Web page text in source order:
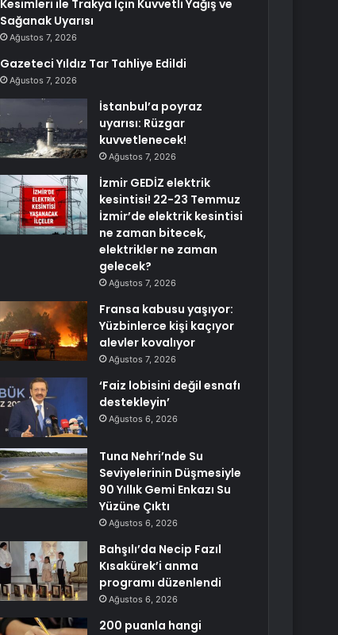
Kesimleri ile Trakya İçin Kuvvetli Yağış ve
Sağanak Uyarısı
Ağustos 7, 2026
Gazeteci Yıldız Tar Tahliye Edildi
Ağustos 7, 2026
İstanbul’a poyraz
uyarısı: Rüzgar
kuvvetlenecek!
Ağustos 7, 2026
İzmir GEDİZ elektrik
kesintisi! 22-23 Temmuz
İzmir’de elektrik kesintisi
ne zaman bitecek,
elektrikler ne zaman
gelecek?
Ağustos 7, 2026
Fransa kabusu yaşıyor:
Yüzbinlerce kişi kaçıyor
alevler kovalıyor
Ağustos 7, 2026
‘Faiz lobisini değil esnafı
destekleyin’
Ağustos 6, 2026
Tuna Nehri’nde Su
Seviyelerinin Düşmesiyle
90 Yıllık Gemi Enkazı Su
Yüzüne Çıktı
Ağustos 6, 2026
Bahşılı’da Necip Fazıl
Kısakürek’i anma
programı düzenlendi
Ağustos 6, 2026
200 puanla hangi